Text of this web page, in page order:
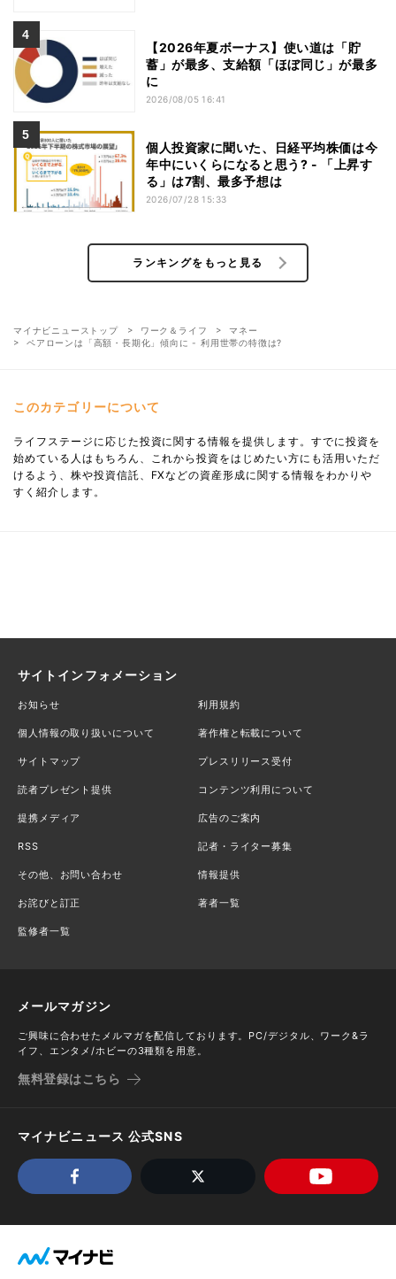
【2026年夏ボーナス】使い道は「貯
蓄」が最多、支給額「ほぼ同じ」が最多
に
2026/08/05 16:41
個人投資家に聞いた、日経平均株価は今
年中にいくらになると思う? - 「上昇す
る」は7割、最多予想は
2026/07/28 15:33
ランキングをもっと見る
マイナビニューストップ ワーク＆ライフ
マネー
ペアローンは「高額・長期化」傾向に - 利用世帯の特徴は?
このカテゴリーについて
ライフステージに応じた投資に関する情報を提供します。すでに投資を
始めている人はもちろん、これから投資をはじめたい方にも活用いただ
けるよう、株や投資信託、FXなどの資産形成に関する情報をわかりや
すく紹介します。
サイトインフォメーション
お知らせ 利用規約
個人情報の取り扱いについて 著作権と転載について
サイトマップ プレスリリース受付
読者プレゼント提供 コンテンツ利用について
提携メディア 広告のご案内
RSS 記者・ライター募集
その他、お問い合わせ 情報提供
お詫びと訂正 著者一覧
監修者一覧
メールマガジン
ご興味に合わせたメルマガを配信しております。PC/デジタル、ワーク&ラ
イフ、エンタメ/ホビーの3種類を用意。
無料登録はこちら
マイナビニュース 公式SNS